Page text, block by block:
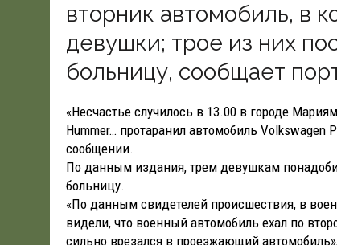
вторник автомобиль, в
девушки; трое из них
больницу, сообщает
«Несчастье случилось в 13.00 в городе
Hummer… протаранил автомобиль
сообщении.
По данным издания, трем девушкам
больницу.
«По данным свидетелей происшествия, в
видели, что военный автомобиль ехал по
сильно врезался в проезжающий